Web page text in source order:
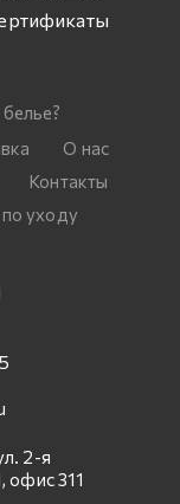
О нас
Контакты
уходу
2-я
офис 311